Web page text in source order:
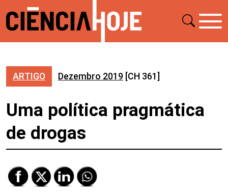
ARTIGO Dezembro 2019 [CH 361]
Uma política pragmática
de drogas